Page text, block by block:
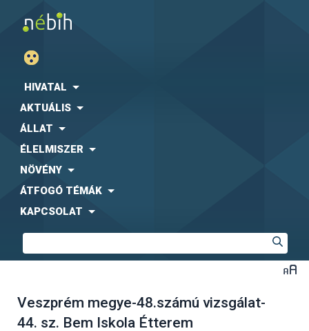
HIVATAL
AKTUÁLIS
ÁLLAT
ÉLELMISZER
NÖVÉNY
ÁTFOGÓ TÉMÁK
KAPCSOLAT
Veszprém megye-48.számú vizsgálat-
44. sz. Bem Iskola Étterem